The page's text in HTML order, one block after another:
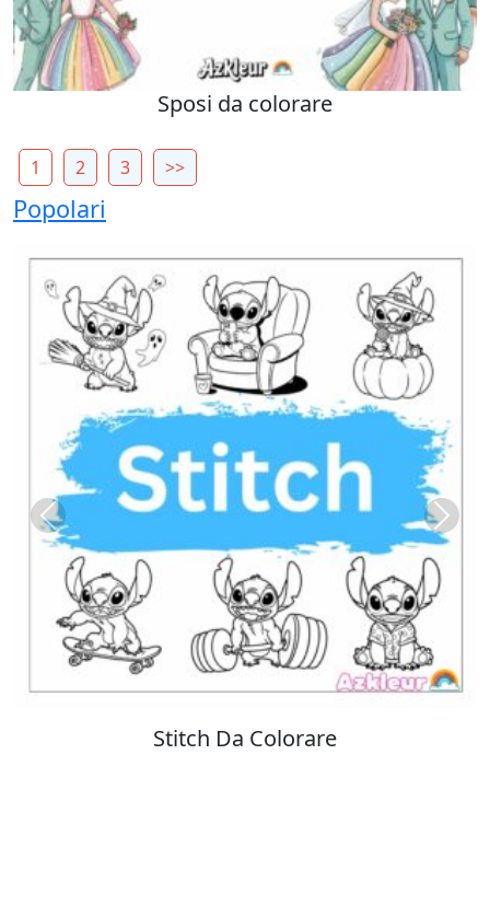
Sposi da colorare
1 2 3 >>
Popolari
Colorare Pokemon
Previous Next